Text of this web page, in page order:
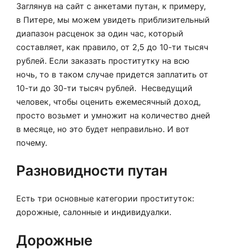
Заглянув на сайт с анкетами путан, к примеру,
в Питере, мы можем увидеть приблизительный
диапазон расценок за один час, который
составляет, как правило, от 2,5 до 10-ти тысяч
рублей. Если заказать проститутку на всю
ночь, то в таком случае придется заплатить от
10-ти до 30-ти тысяч рублей. Несведущий
человек, чтобы оценить ежемесячный доход,
просто возьмет и умножит на количество дней
в месяце, но это будет неправильно. И вот
почему.
Разновидности путан
Есть три основные категории проституток:
дорожные, салонные и индивидуалки.
Дорожные